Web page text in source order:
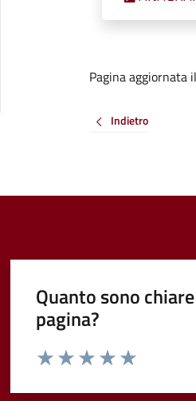
Pagina
Indietro
Quanto sono
pagina?
Valuta da 1 a 5 stelle la pagina